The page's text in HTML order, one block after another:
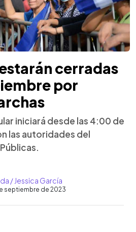
cerradas
por
iniciará desde las 4:00 de
las autoridades del
/ Jessica García
septiembre de 2023